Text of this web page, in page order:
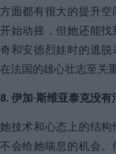
方面都有很大的提升
开始动摇，但她还能
奇和安德烈娃时的逃
在法国的雄心壮志至关重
8. 伊加·斯维亚泰克没
她技术和心态上的结
不会给她喘息的机会